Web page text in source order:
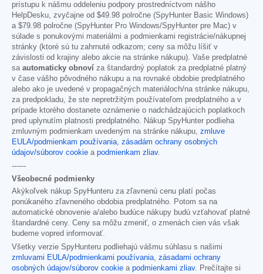
prístupu k nášmu oddeleniu podpory prostredníctvom nášho
HelpDesku, zvyčajne od $49.98 polročne (SpyHunter Basic Windows)
a $79.98 polročne (SpyHunter Pro Windows/SpyHunter pre Mac) v
súlade s ponukovými materiálmi a podmienkami registrácie/nákupnej
stránky (ktoré sú tu zahrnuté odkazom; ceny sa môžu líšiť v
závislosti od krajiny alebo akcie na stránke nákupu). Vaše predplatné
sa automaticky obnoví za štandardný poplatok za predplatné platný
v čase vášho pôvodného nákupu a na rovnaké obdobie predplatného
alebo ako je uvedené v propagačných materiáloch/na stránke nákupu,
za predpokladu, že ste nepretržitým používateľom predplatného a v
prípade ktorého dostanete oznámenie o nadchádzajúcich poplatkoch
pred uplynutím platnosti predplatného. Nákup SpyHunter podlieha
zmluvným podmienkam uvedeným na stránke nákupu, zmluve
EULA/podmienkam používania, zásadám ochrany osobných
údajov/súborov cookie a podmienkam zliav.
------
Všeobecné podmienky
Akýkoľvek nákup SpyHunteru za zľavnenú cenu platí počas
ponúkaného zľavneného obdobia predplatného. Potom sa na
automatické obnovenie a/alebo budúce nákupy budú vzťahovať platné
štandardné ceny. Ceny sa môžu zmeniť, o zmenách cien vás však
budeme vopred informovať.
Všetky verzie SpyHunteru podliehajú vášmu súhlasu s našimi
zmluvami EULA/podmienkami používania, zásadami ochrany
osobných údajov/súborov cookie a podmienkami zliav. Prečítajte si